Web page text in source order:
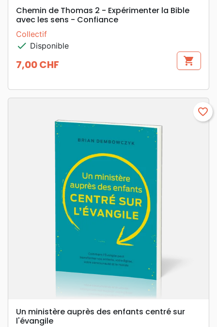
Chemin de Thomas 2 - Expérimenter la Bible
avec les sens - Confiance
Collectif
check Disponible
Prix
7,00 CHF shopping_cart
favorite_border
Un ministère auprès des enfants centré sur
l'évangile